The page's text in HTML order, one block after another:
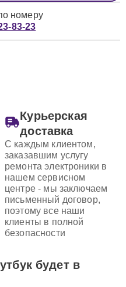
номеру
83-23
Курьерская
доставка
С каждым клиентом,
заказавшим услугу
ремонта электроники в
нашем сервисном
центре - мы заключаем
письменный договор,
поэтому все наши
клиенты в полной
безопасности
будет в